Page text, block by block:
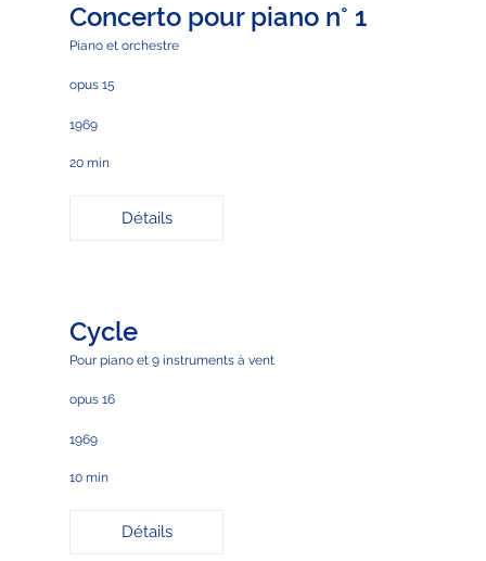
Concerto pour piano n° 1
Piano et orchestre
opus 15
1969
20 min
Détails
Cycle
Pour piano et 9 instruments à vent
opus 16
1969
10 min
Détails